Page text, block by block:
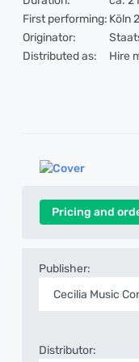
First performing: Köln
Originator:
Distributed as:
Hire
Pricing and
Publisher:
Cecilia Music
Distributor: